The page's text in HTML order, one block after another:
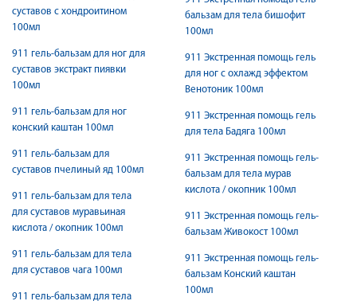
суставов с хондроитином
100мл
911 гель-бальзам для ног для
суставов экстракт пиявки
100мл
911 гель-бальзам для ног
конский каштан 100мл
911 гель-бальзам для
суставов пчелиный яд 100мл
911 гель-бальзам для тела
для суставов муравьиная
кислота / окопник 100мл
911 гель-бальзам для тела
для суставов чага 100мл
911 гель-бальзам для тела
бальзам для тела бишофит
100мл
911 Экстренная помощь гель
для ног с охлажд эффектом
Венотоник 100мл
911 Экстренная помощь гель
для тела Бадяга 100мл
911 Экстренная помощь гель-
бальзам для тела мурав
кислота / окопник 100мл
911 Экстренная помощь гель-
бальзам Живокост 100мл
911 Экстренная помощь гель-
бальзам Конский каштан
100мл